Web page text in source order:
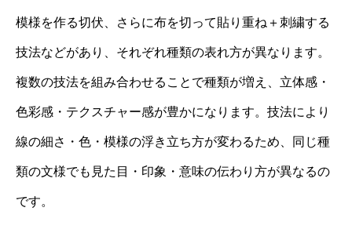
模様を作る切伏、さらに布を切って貼り重ね＋刺繍する
技法などがあり、それぞれ種類の表れ方が異なります。
複数の技法を組み合わせることで種類が増え、立体感・
色彩感・テクスチャー感が豊かになります。技法により
線の細さ・色・模様の浮き立ち方が変わるため、同じ種
類の文様でも見た目・印象・意味の伝わり方が異なるの
です。